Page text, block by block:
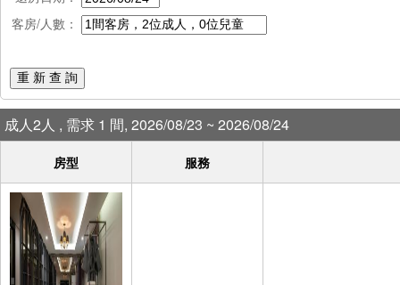
客房/人數：
重 新 查 詢
成人2人 , 需求 1 間, 2026/08/23 ~ 2026/08/24
房型 服務